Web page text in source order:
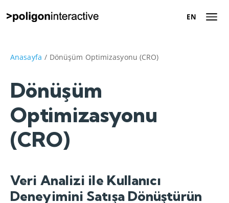
EN
EN
Hakkımızda
Başarı Hikayeleri
Dijital Pazarlama
Çözümleri
İletişim
Anasayfa / Dönüşüm Optimizasyonu (CRO)
Dönüşüm
Optimizasyonu
(CRO)
Veri Analizi ile Kullanıcı
Deneyimini Satışa Dönüştürün